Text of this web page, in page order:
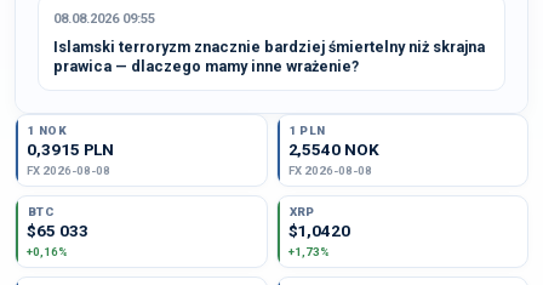
08.08.2026 09:55
Islamski terroryzm znacznie bardziej śmiertelny niż skrajna
prawica — dlaczego mamy inne wrażenie?
1 NOK
0,3915 PLN
FX 2026-08-08
1 PLN
2,5540 NOK
FX 2026-08-08
BTC
$65 033
+0,16%
XRP
$1,0420
+1,73%